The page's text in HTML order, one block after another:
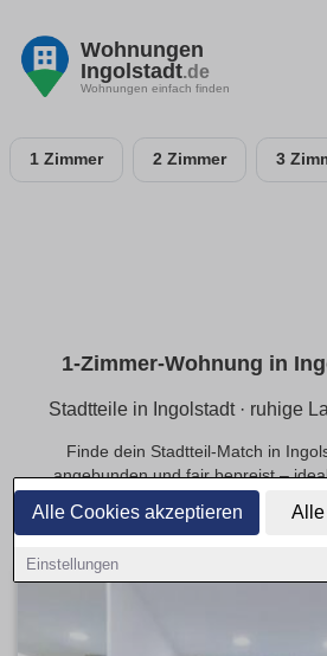
Alle Cookies akzeptieren
Einstellungen
Wohnungen
Ingolstadt.de
Wohnungen einfach finden
1 Zimmer 2 Zimmer 3
1-Zimmer-Wohnung in
Stadtteile in Ingolstadt · ruhige
Finde dein Stadtteil-Match in
angebunden und fair bepreist –
Innenstadt.